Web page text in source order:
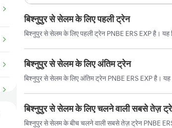
बिश्नुपुर से सेलम के लिए पहली ट्रेन
बिश्नुपुर से सेलम के लिए पहली ट्रेन PNBE ERS EXP है।
बिश्नुपुर से सेलम के लिए अंतिम ट्रेन
बिश्नुपुर से सेलम के लिए अंतिम ट्रेन PNBE ERS EXP है।
बिश्नुपुर से सेलम के लिए चलने वाली सबसे तेज़
बिश्नुपुर से सेलम के बीच चलने वाली सबसे तेज़ ट्रेन PNBE